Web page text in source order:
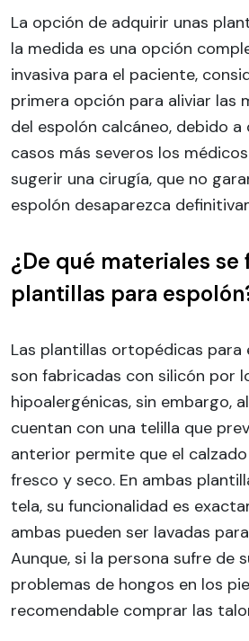
La opción de adquirir unas
la medida es una opción
invasiva para el paciente,
primera opción para aliviar las
del espolón calcáneo, debido a
casos más severos los
sugerir una cirugía, que no
espolón desaparezca
¿De qué materiales se
plantillas para
Las plantillas ortopédicas para
son fabricadas con silicón por
hipoalergénicas, sin embargo,
cuentan con una telilla que
anterior permite que el
fresco y seco. En ambas
tela, su funcionalidad es
ambas pueden ser lavadas
Aunque, si la persona sufre de
problemas de hongos en los
recomendable comprar las